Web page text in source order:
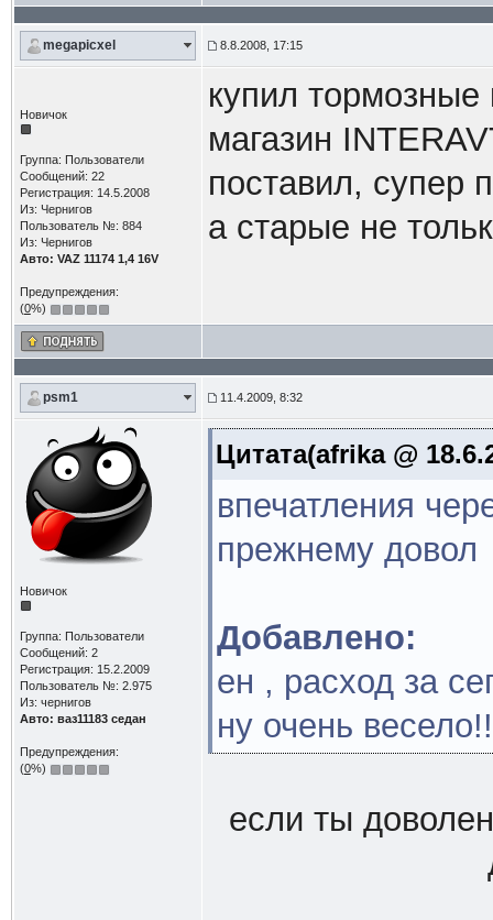
megapicxel 8.8.2008, 17:15
Новичок
Группа: Пользователи
Сообщений: 22
Регистрация: 14.5.2008
Из: Чернигов
Пользователь №: 884
Из: Чернигов
Авто: VAZ 11174 1,4 16V
Предупреждения:
(0%)
купил тормозные
магазин
поставил, супер
а старые не
psm1 11.4.2009, 8:32
Новичок
Группа: Пользователи
Сообщений: 2
Регистрация: 15.2.2009
Пользователь №: 2.975
Из: чернигов
Авто: ваз11183 седан
Предупреждения:
(0%)
Цитата(afrika @
впечатления
прежнему довол
Добавлено:
ен , расход за
ну очень
если ты